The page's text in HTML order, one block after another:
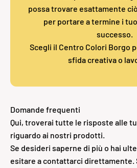
possa trovare esattamente
per portare a termine i
successo.
Scegli il Centro Colori Borgo
sfida creativa o
Domande frequenti
Qui, troverai tutte le risposte alle
riguardo ai nostri prodotti.
Se desideri saperne di più o hai
esitare a contattarci direttamente.